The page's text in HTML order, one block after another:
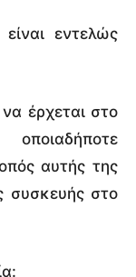
εντελώς
έρχεται στο
αυτής της
συσκευής στο